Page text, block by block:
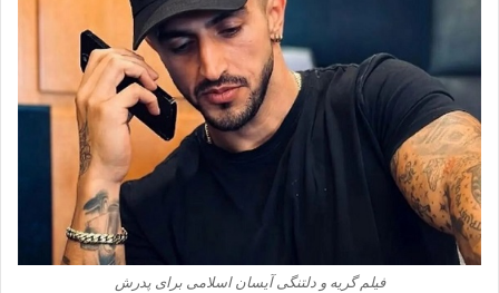
فیلم گریه و دلتنگی آیسان اسلامی برای پدرش